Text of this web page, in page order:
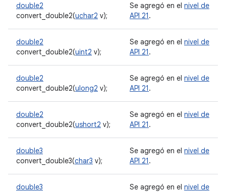
double2
convert_double2(uchar2 v);
Se agregó en el nivel de
API 21.
double2
convert_double2(uint2 v);
Se agregó en el nivel de
API 21.
double2
convert_double2(ulong2 v);
Se agregó en el nivel de
API 21.
double2
convert_double2(ushort2 v);
Se agregó en el nivel de
API 21.
double3
convert_double3(char3 v);
Se agregó en el nivel de
API 21.
double3
Se agregó en el nivel de